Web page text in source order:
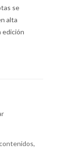
se
alta
edición